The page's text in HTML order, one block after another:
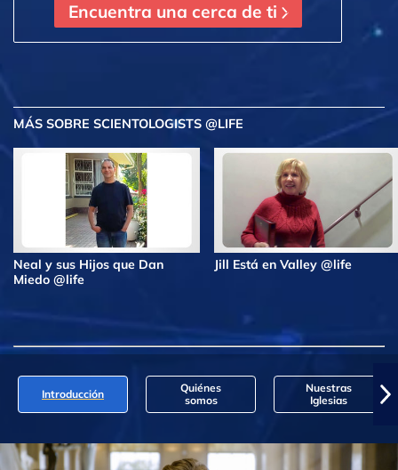
Encuentra una cerca de ti
MÁS SOBRE SCIENTOLOGISTS @LIFE
Neal y sus Hijos que Dan
Miedo @life
Jill Está en Valley @life
Introducción
Quiénes
somos
Nuestras
Iglesias